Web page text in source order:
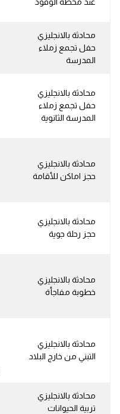
عند محطة الوقود
محادثة بالانجليزي
حفل تجمع زملاء
المدرسة
محادثة بالانجليزي
حفل تجمع زملاء
المدرسة الثانوية
محادثة بالانجليزي
حجز اماكن للأقامة
محادثة بالانجليزي
حجز رحلة جوية
محادثة بالانجليزي
خطوبة مفاجأة
محادثة بالانجليزي
التبني من خارج البلاد
محادثة بالانجليزي
تربية الحيوانات